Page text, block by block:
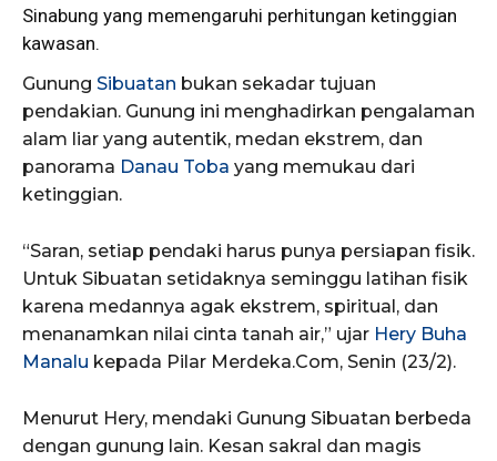
Sinabung yang memengaruhi perhitungan ketinggian
kawasan.
Gunung Sibuatan bukan sekadar tujuan
pendakian. Gunung ini menghadirkan pengalaman
alam liar yang autentik, medan ekstrem, dan
panorama Danau Toba yang memukau dari
ketinggian.
“Saran, setiap pendaki harus punya persiapan fisik.
Untuk Sibuatan setidaknya seminggu latihan fisik
karena medannya agak ekstrem, spiritual, dan
menanamkan nilai cinta tanah air,” ujar Hery Buha
Manalu kepada Pilar Merdeka.Com, Senin (23/2).
Menurut Hery, mendaki Gunung Sibuatan berbeda
dengan gunung lain. Kesan sakral dan magis